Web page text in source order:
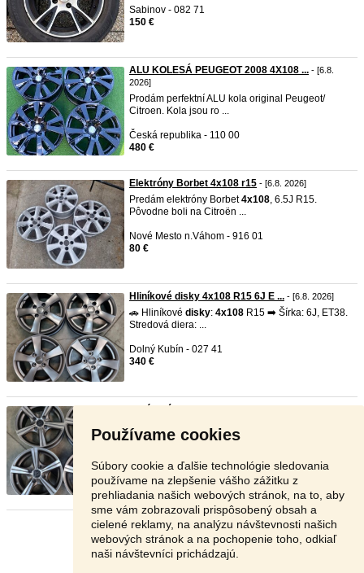
Používame cookies
Súbory cookie a ďalšie technológie sledovania
používame na zlepšenie vášho zážitku z
prehliadania našich webových stránok, na to, aby
sme vám zobrazovali prispôsobený obsah a
cielené reklamy, na analýzu návštevnosti našich
webových stránok a na pochopenie toho, odkiaľ
naši návštevníci prichádzajú.
Sabinov - 082 71
150 €
ALU KOLESÁ PEUGEOT 2008 4X108 ... - [6.8.
2026]
Prodám perfektní ALU kola original Peugeot/
Citroen. Kola jsou ro ...
Česká republika - 110 00
480 €
Elektróny Borbet 4x108 r15 - [6.8. 2026]
Predám elektróny Borbet4x108, 6.5J R15.
Pôvodne boli na Citroën ...
Nové Mesto n.Váhom - 916 01
80 €
Hliníkové disky 4x108 R15 6J E ... - [6.8. 2026]
🚗 Hliníkové disky: 4x108 R15 ➡️ Šírka: 6J, ET38.
Stredová diera: ...
Dolný Kubín - 027 41
340 €
🚗 Hliníkové disky: 4x108
Stredová diera: ...
Dolný Kubín - 027 41
Stránka: 1 2 3 Ďalšia